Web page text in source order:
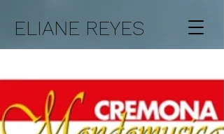
ELIANE REYES